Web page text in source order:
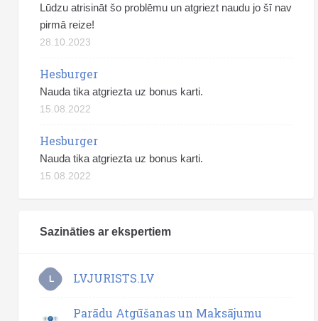
Lūdzu atrisināt šo problēmu un atgriezt naudu jo šī nav
pirmā reize!
28.10.2023
Hesburger
Nauda tika atgriezta uz bonus karti.
15.08.2022
Hesburger
Nauda tika atgriezta uz bonus karti.
15.08.2022
Sazināties ar ekspertiem
L LVJURISTS.LV
Parādu Atgūšanas un Maksājumu